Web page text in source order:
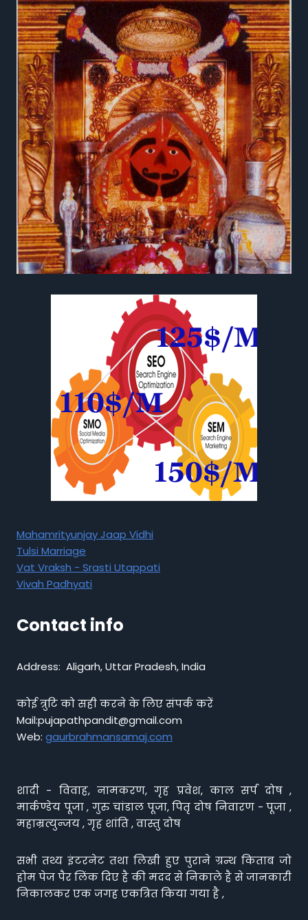
Mahamrityunjay Jaap Vidhi
Tulsi Marriage
Vat Vraksh - Srasti Utappati
Vivah Padhyati
Contact info
Address: Aligarh, Uttar Pradesh, India
कोई त्रुटि को सही करने के लिए संपर्क करें
Mail:pujapathpandit@gmail.com
Web: gaurbrahmansamaj.com
शादी - विवाह, नामकरण, गृह प्रवेश, काल सर्प दोष ,
मार्कण्डेय पूजा , गुरु चांडाल पूजा, पितृ दोष निवारण - पूजा ,
महाम्रत्युन्जय , गृह शांति , वास्तु दोष
सभी तथ्य इंटरनेट तथा लिखी हुए पुराने ग्रन्थ किताब जो
होम पेज पैर लिंक दिए है की मदद से निकाले है से जानकारी
निकालकर एक जगह एकत्रित किया गया है ,